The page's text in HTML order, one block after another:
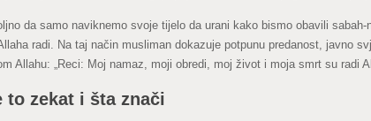
da samo naviknemo svoje tijelo da urani kako bismo obavili
radi. Na taj način musliman dokazuje potpunu predanost, javno
Allahu: „Reci: Moj namaz, moji obredi, moj život i moja smrt su radi
to zekat i šta znači